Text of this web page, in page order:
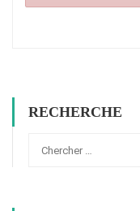
RECHERCHE